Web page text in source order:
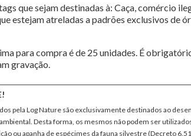
que sejam destinadas à: Caça, comércio
estejam atreladas a padrões exclusivos de
para compra é de 25 unidades. É
gravação.
pela Log Nature são exclusivamente destinados ao
Desta forma, os mesmos não podem ser utilizados
ou apanha de espécimes da fauna silvestre (Decreto